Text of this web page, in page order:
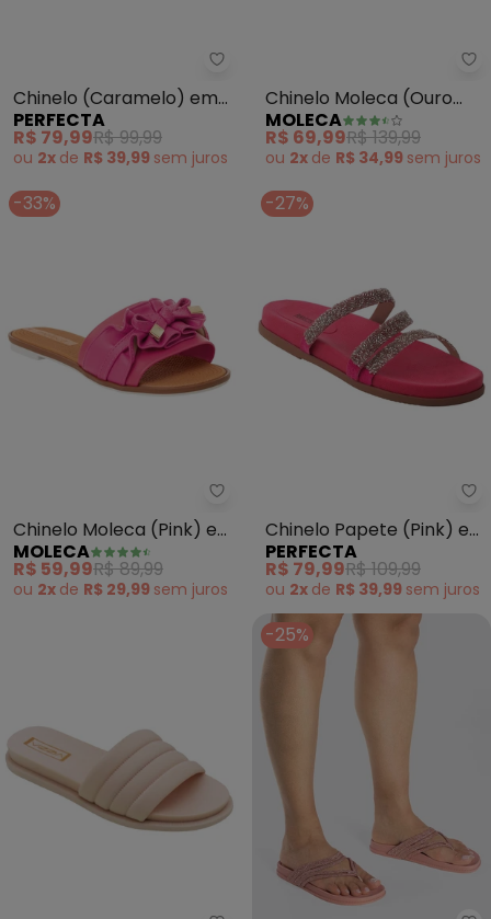
Perfecta - Chinelo (Caramelo)
Chinelo (Caramelo) em
Sintético
PERFECTA
R$ 79,99R$ 99,99
ou 2x de R$ 39,99 sem juros
Chinelo Moleca (Ouro
Rosa)
MOLECA
R$ 69,99R$ 139,99
ou 2x de R$ 34,99 sem juros
-33%
Moleca - Chinelo Moleca
Chinelo Moleca (Pink) em
Sintético
MOLECA
R$ 59,99R$ 89,99
ou 2x de R$ 29,99 sem juros
-27%
Chinelo Papete (Pink) em
Sintético
PERFECTA
R$ 79,99R$ 109,99
ou 2x de R$ 39,99 sem juros
-25%